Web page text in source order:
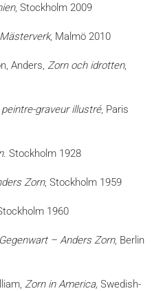
, Stockholm 2009
, Malmö 2010
Anders, Zorn och idrotten,
graveur illustré, Paris
. Stockholm 1928
Zorn, Stockholm 1959
1960
– Anders Zorn, Berlin
Zorn in America, Swedish-